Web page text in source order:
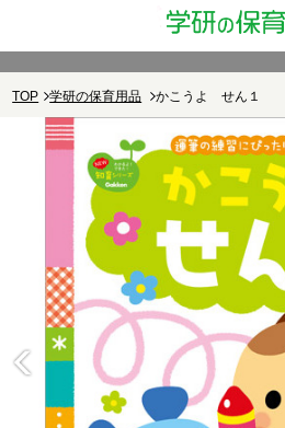
TOP 学研の保育用品 かこうよ せん１